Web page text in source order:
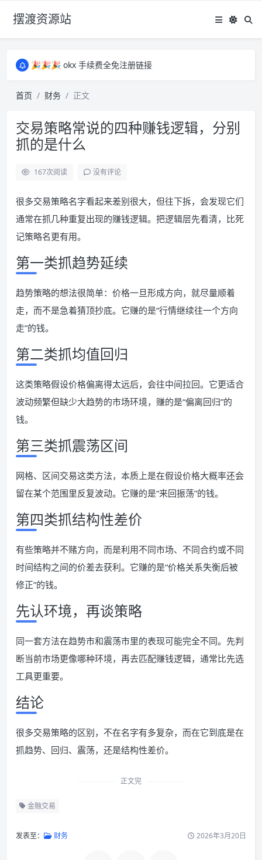
摆渡资源站
🎉🎉🎉 okx 手续费全免注册链接
所有资源均为免费网盘资源，资源失效请备注留言，感谢！
🎉🎉🎉 okx 手续费全免注册链接
首页 财务 正文
交易策略常说的四种赚钱逻辑，分别
抓的是什么
167次阅读 没有评论
很多交易策略名字看起来差别很大，但往下拆，会发现它们
通常在抓几种重复出现的赚钱逻辑。把逻辑层先看清，比死
记策略名更有用。
第一类抓趋势延续
趋势策略的想法很简单：价格一旦形成方向，就尽量顺着
走，而不是急着猜顶抄底。它赚的是“行情继续往一个方向
走”的钱。
第二类抓均值回归
这类策略假设价格偏离得太远后，会往中间拉回。它更适合
波动频繁但缺少大趋势的市场环境，赚的是“偏离回归”的
钱。
第三类抓震荡区间
网格、区间交易这类方法，本质上是在假设价格大概率还会
留在某个范围里反复波动。它赚的是“来回振荡”的钱。
第四类抓结构性差价
有些策略并不赌方向，而是利用不同市场、不同合约或不同
时间结构之间的价差去获利。它赚的是“价格关系失衡后被
修正”的钱。
先认环境，再谈策略
同一套方法在趋势市和震荡市里的表现可能完全不同。先判
断当前市场更像哪种环境，再去匹配赚钱逻辑，通常比先选
工具更重要。
结论
很多交易策略的区别，不在名字有多复杂，而在它到底是在
抓趋势、回归、震荡，还是结构性差价。
正文完
金融交易
发表至： 财务 2026年3月20日